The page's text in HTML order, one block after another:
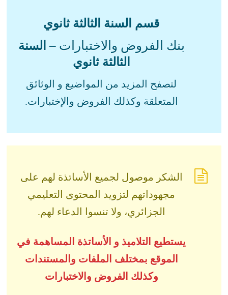
قسم السنة الثالثة ثانوي
بنك الفروض والاختبارات – السنة
الثالثة ثانوي
لتصفح المزيد من المواضيع و الوثائق
المتعلقة وكذلك الفروض والإختبارات.
الشكر موصول لجميع الأساتذة لهم على
مجهوداتهم لتزويد المحتوى التعليمي
الجزائري، ولا تنسوا الدعاء لهم.
يستطيع التلاميذ و الأساتذة المساهمة في
الموقع بمختلف الملفات والمستندات
وكذلك الفروض والاختبارات